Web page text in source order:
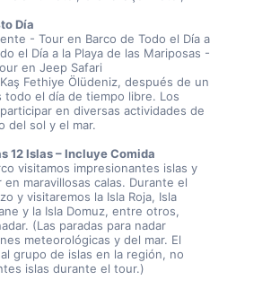
Día
- Tour en Barco de Todo el Día a
el Día a la Playa de las Mariposas -
en Jeep Safari
Fethiye Ölüdeniz, después de un
el día de tiempo libre. Los
en diversas actividades de
del sol y el mar.
12 Islas – Incluye Comida
visitamos impresionantes islas y
maravillosas calas. Durante el
y visitaremos la Isla Roja, Isla
y la Isla Domuz, entre otros,
(Las paradas para nadar
meteorológicas y del mar. El
grupo de islas en la región, no
islas durante el tour.)